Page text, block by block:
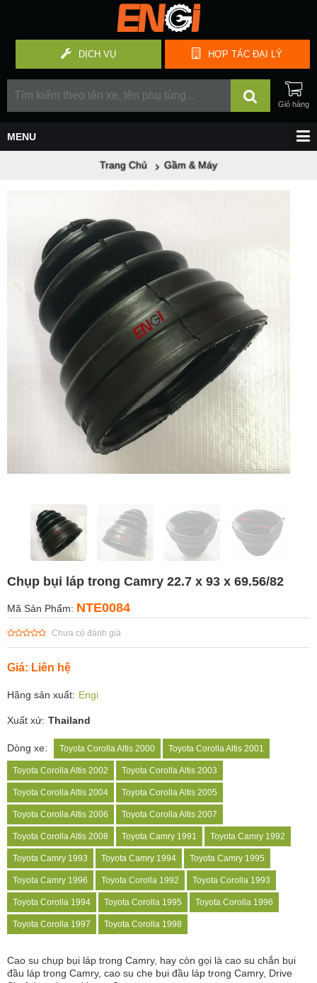
HỢP TÁC ĐẠI LÝ
DỊCH VỤ
Trang Chủ Gầm & Máy
Chụp bụi láp trong Camry 22.7 x 93 x 69.56/82
Mã Sản Phẩm: NTE0084
Chưa có đánh giá
Giá: Liên hệ
Hãng sản xuất: Engi
Xuất xứ: Thailand
Dòng xe: Toyota Corolla Altis 2000 Toyota Corolla Altis 2001
Toyota Corolla Altis 2002 Toyota Corolla Altis 2003
Toyota Corolla Altis 2004 Toyota Corolla Altis 2005
Toyota Corolla Altis 2006 Toyota Corolla Altis 2007
Toyota Corolla Altis 2008 Toyota Camry 1991 Toyota Camry 1992
Toyota Camry 1993 Toyota Camry 1994 Toyota Camry 1995
Toyota Camry 1996 Toyota Corolla 1992 Toyota Corolla 1993
Toyota Corolla 1994 Toyota Corolla 1995 Toyota Corolla 1996
Toyota Corolla 1997 Toyota Corolla 1998
Cao su chụp bụi láp trong Camry, hay còn gọi là cao su chắn bụi
đầu láp trong Camry, cao su che bụi đầu láp trong Camry, Drive